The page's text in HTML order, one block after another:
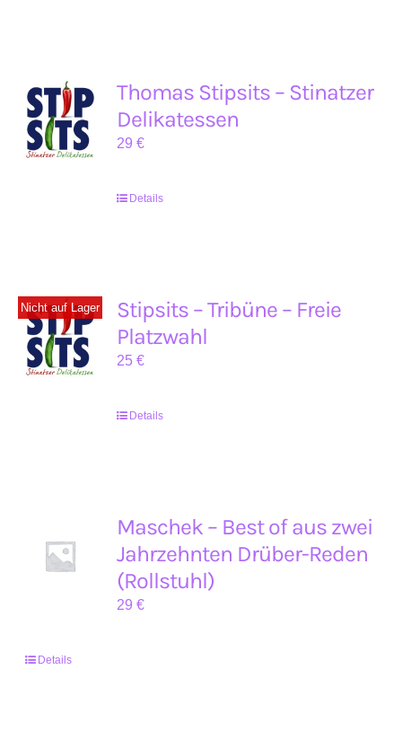
Thomas Stipsits – Stinatzer
Delikatessen
29€
Details
Nicht auf Lager
Stipsits – Tribüne – Freie
Platzwahl
25€
Details
Maschek – Best of aus zwei
Jahrzehnten Drüber-Reden
(Rollstuhl)
29€
Details